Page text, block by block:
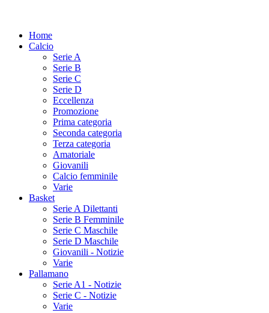
Home
Calcio
Serie A
Serie B
Serie C
Serie D
Eccellenza
Promozione
Prima categoria
Seconda categoria
Terza categoria
Amatoriale
Giovanili
Calcio femminile
Varie
Basket
Serie A Dilettanti
Serie B Femminile
Serie C Maschile
Serie D Maschile
Giovanili - Notizie
Varie
Pallamano
Serie A1 - Notizie
Serie C - Notizie
Varie